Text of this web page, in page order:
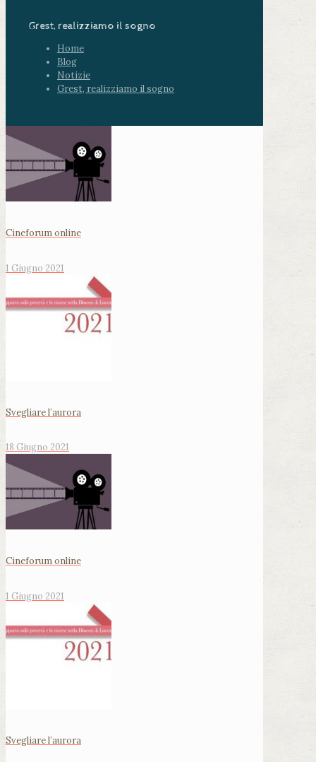
Grest, realizziamo il sogno
Home
Blog
Notizie
Grest, realizziamo il sogno
Cineforum online
1 Giugno 2021
Svegliare l’aurora
18 Giugno 2021
Cineforum online
1 Giugno 2021
Svegliare l’aurora